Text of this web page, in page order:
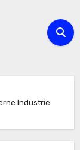
Industrie